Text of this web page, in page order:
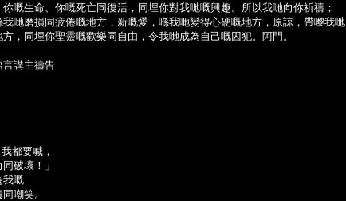
你嘅生命、你嘅死亡同復活，同埋你對我哋嘅興趣。所以我哋向你祈禱；
我哋磨損同疲倦嘅地方，新嘅愛， 喺我哋變得心硬嘅地方，原諒，帶嚟我哋
，同埋你聖靈嘅歡樂同自由，令我哋成為自己嘅囚犯。阿門。
言講主禱告
我都要喊，
破壞！」
我嘅
嘲笑。